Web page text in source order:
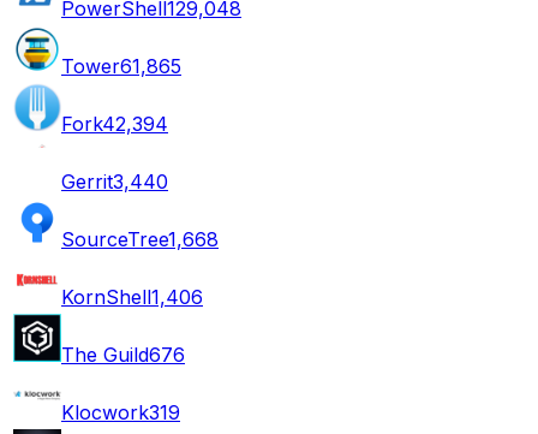
PowerShell129,048
Tower61,865
Fork42,394
Gerrit3,440
SourceTree1,668
KornShell1,406
The Guild676
Klocwork319